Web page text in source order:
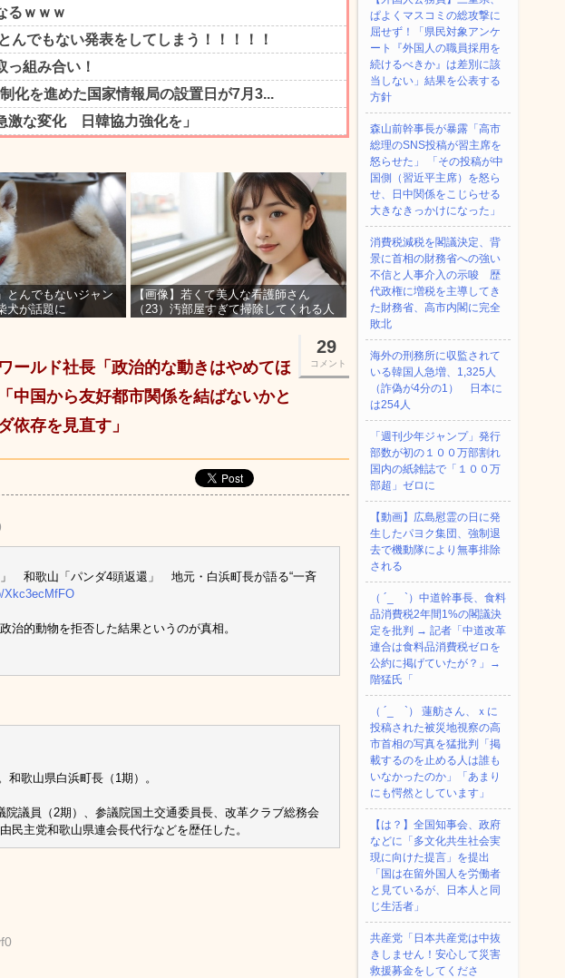
とんでもないジャン
犬が話題に
【画像】若くて美人な看護師さん
（23）汚部屋すぎて掃除してくれる人
29
コメント
ールド社長「政治的な動きはやめてほ
国から友好都市関係を結ばないかと
依存を見直す」
和歌山「パンダ4頭返還」 地元・白浜町長が語る“一斉
Xkc3ecMfFO
治的動物を拒否した結果というのが真相。
和歌山県白浜町長（1期）。
議員（2期）、参議院国土交通委員長、改革クラブ総務会
民主党和歌山県連会長代行などを歴任した。
ぱよくマスコミの総攻撃に
屈せず！「県民対象アンケ
ート『外国人の職員採用を
続けるべきか』は差別に該
当しない」結果を公表する
方針
森山前幹事長が暴露「高市
総理のSNS投稿が習主席を
怒らせた」 「その投稿が中
国側（習近平主席）を怒ら
せ、日中関係をこじらせる
大きなきっかけになった」
消費税減税を閣議決定、背
景に首相の財務省への強い
不信と人事介入の示唆 歴
代政権に増税を主導してき
た財務省、高市内閣に完全
敗北
海外の刑務所に収監されて
いる韓国人急増、1,325人
（詐偽が4分の1） 日本に
は254人
「週刊少年ジャンプ」発行
部数が初の１００万部割れ
国内の紙雑誌で「１００万
部超」ゼロに
【動画】広島慰霊の日に発
生したパヨク集団、強制退
去で機動隊により無事排除
される
（ ´_ゝ`）中道幹事長、食料
品消費税2年間1%の閣議決
定を批判 → 記者「中道改革
連合は食料品消費税ゼロを
公約に掲げていたが？」→
階猛氏「
（ ´_ゝ`） 蓮舫さん、ｘに
投稿された被災地視察の高
市首相の写真を猛批判「掲
載するのを止める人は誰も
いなかったのか」「あまり
にも愕然としています」
【は？】全国知事会、政府
などに「多文化共生社会実
現に向けた提言」を提出
「国は在留外国人を労働者
と見ているが、日本人と同
じ生活者」
共産党「日本共産党は中抜
きしません！安心して災害
救援募金をしてくださ